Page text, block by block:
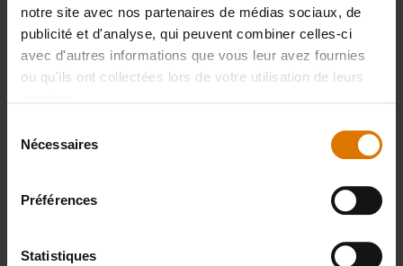
notre site avec nos partenaires de médias sociaux, de
publicité et d'analyse, qui peuvent combiner celles-ci
avec d'autres informations que vous leur avez fournies
ou qu'ils ont collectées lors de votre utilisation de leurs
Nécessaires
Préférences
Statistiques